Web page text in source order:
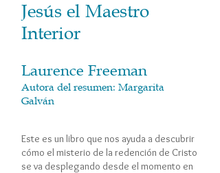
​Jesús el Maestro
Interior
Laurence Freeman
Autora del resumen: Margarita
Galván
Este es un libro que nos ayuda a descubrir
cómo el misterio de la redención de Cristo
se va desplegando desde el momento en